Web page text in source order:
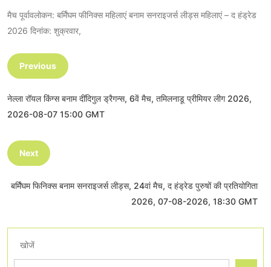
मैच पूर्वावलोकन: बर्मिंघम फीनिक्स महिलाएं बनाम सनराइजर्स लीड्स महिलाएं – द हंड्रेड
2026 दिनांक: शुक्रवार,
Previous
नेल्ला रॉयल किंग्स बनाम दींदिगुल ड्रैगन्स, 6वें मैच, तमिलनाडू प्रीमियर लीग 2026,
2026-08-07 15:00 GMT
Next
बर्मिंघम फिनिक्स बनाम सनराइजर्स लीड्स, 24वां मैच, द हंड्रेड पुरुषों की प्रतियोगिता
2026, 07-08-2026, 18:30 GMT
खोजें